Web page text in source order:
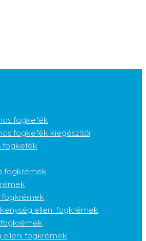
fogkefék
fogkefék kiegészítői
fogkefék
fogkrémek
fogkrémek
elleni fogkrémek
elleni fogkrémek